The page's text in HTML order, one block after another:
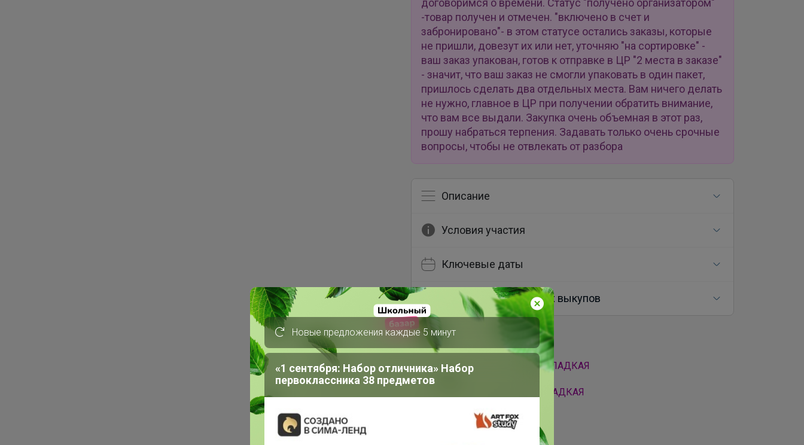
договоримся о времени. Статус "получено организатором"
-товар получен и отмечен. "включено в счет и
забронировано"- в этом статусе остались заказы, которые
не пришли, довезут их или нет, уточняю "на сортировке" -
ваш заказ упакован, готов к отправке в ЦР "2 места в заказе"
- значит, что ваш заказ не смогли упаковать в один пакет,
пришлось сделать два отдельных места. Вам ничего делать
не нужно, главное в ЦР при получении обратить внимание,
что вам все выдали. Закупка очень объемная в этот раз,
прошу набраться терпения. Задавать только очень срочные
вопросы, чтобы не отвлекать от разбора
Описание
Условия участия
Ключевые даты
История проведённых выкупов
Cтраничка организатора
Другие СП организатора СЛАДКАЯ
Пристрой организатора СЛАДКАЯ
Тема отзывов
Новые предложения каждые 5 минут
«1 сентября: Набор отличника» Набор
первоклассника 38 предметов